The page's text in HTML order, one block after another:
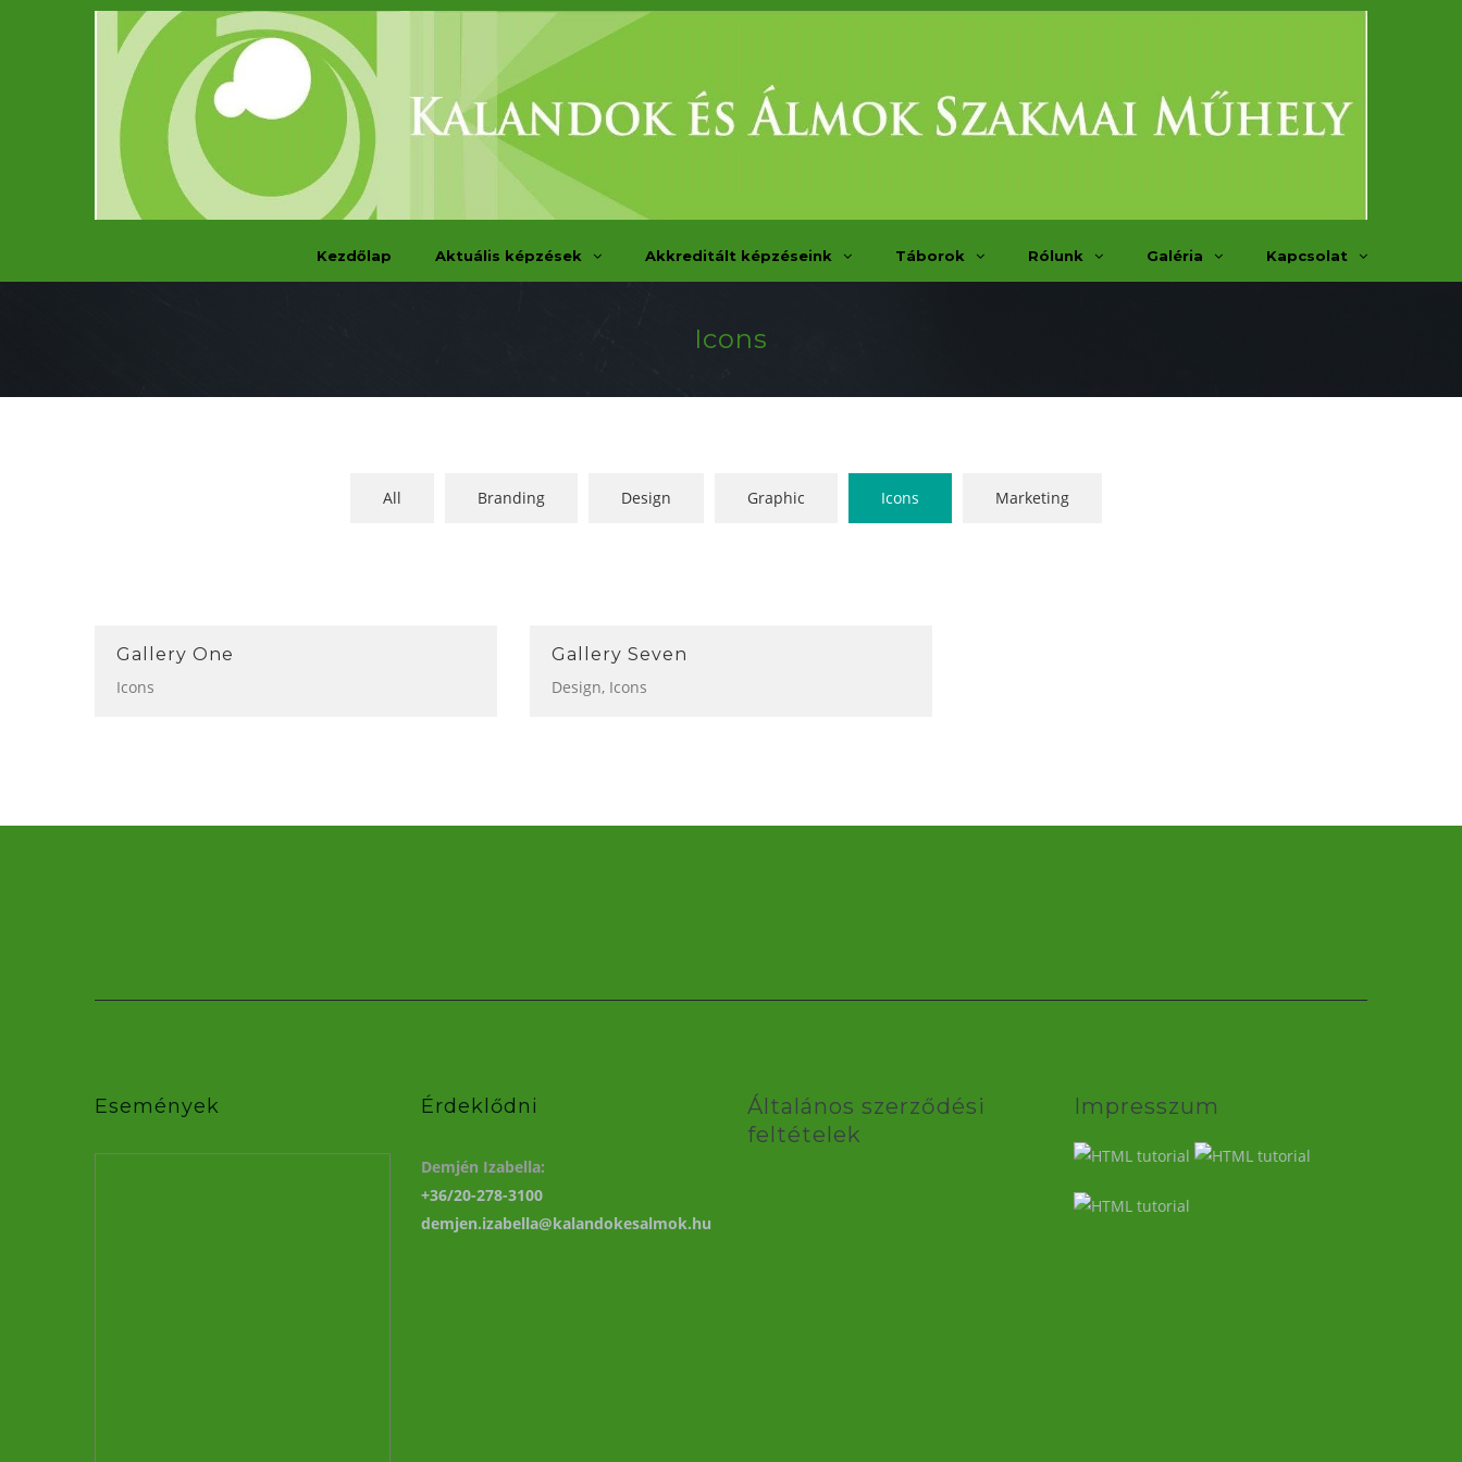
Kezdőlap Aktuális képzések Akkreditált képzéseink Táborok Rólunk Galéria Kapcsolat
Icons
All Branding Design Graphic Icons Marketing
Gallery One
Icons
Gallery Seven
Design, Icons
Események Érdeklődni
Demjén Izabella:
+36/20-278-3100
demjen.izabella@kalandokesalmok.hu
Általános szerződési
feltételek
Impresszum